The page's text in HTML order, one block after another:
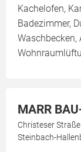
Kachelofen,
Badezimmer,
Waschbecken,
MARR
Christeser
Steinbach-